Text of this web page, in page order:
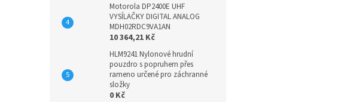
Motorola DP2400E UHF
VYSÍLAČKY DIGITAL ANALOG
MDH02RDC9VA1AN
10 364,21 Kč
HLM9241 Nylonové hrudní
pouzdro s popruhem přes
rameno určené pro záchranné
složky
0 Kč